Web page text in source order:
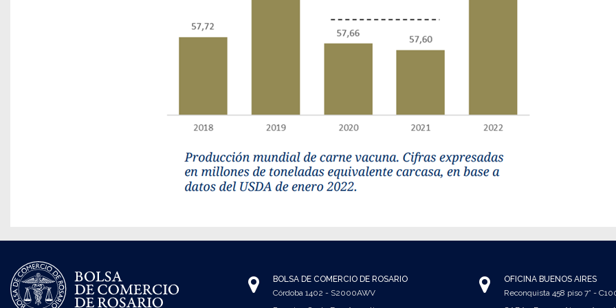
BOLSA DE COMERCIO DE ROSARIO
Córdoba 1402 - S2000AWV
OFICINA BUENOS AIRES
Reconquista 458 piso 7° -